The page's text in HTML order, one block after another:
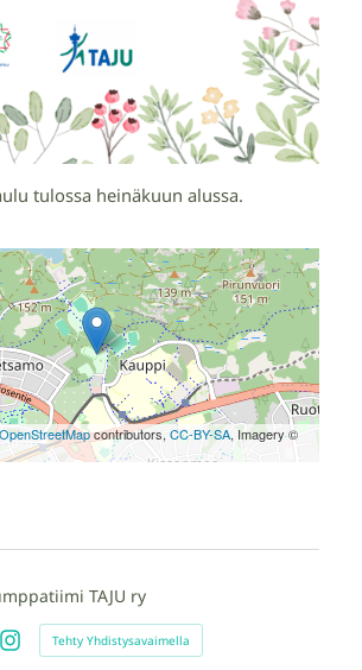
tulossa heinäkuun alussa.
contributors, CC-BY-SA, Imagery ©
TAJU ry
Instagram
Tehty Yhdistysavaimella